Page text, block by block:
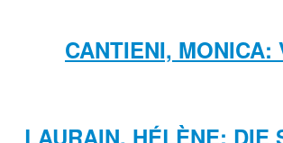
CANTIENI, MONICA:
LAURAIN, HÉLÈNE: DIE